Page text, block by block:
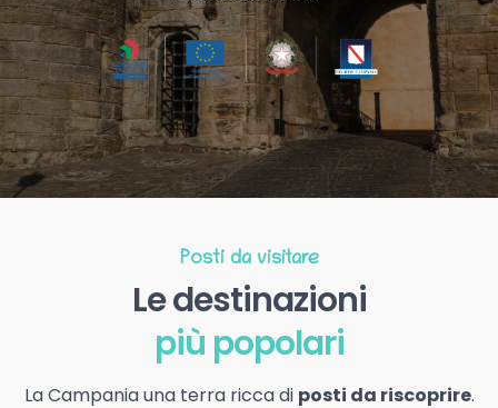
Posti da visitare
Le destinazioni
più popolari
La Campania una terra ricca di posti da riscoprire.